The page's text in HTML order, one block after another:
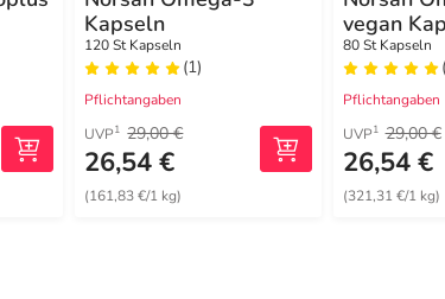
Kapseln
120 St Kapseln
(1)
Pflichtangaben
UVP1 29,00 €
26,54 €
(161,83 €/1 kg)
vegan
80 St Kapseln
Pflichtangaben
UVP1 29,00 €
26,54 €
(321,31 €/1 kg)